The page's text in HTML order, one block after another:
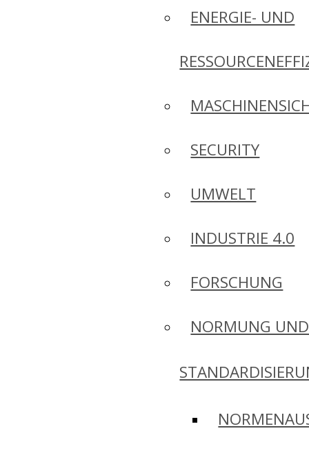
ENERGIE- UND
SECURITY
UMWELT
INDUSTRIE 4.0
FORSCHUNG
NORMUNG UND